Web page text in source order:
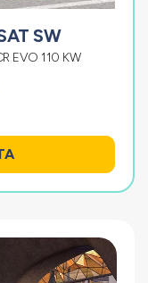
SW
EVO 110 KW